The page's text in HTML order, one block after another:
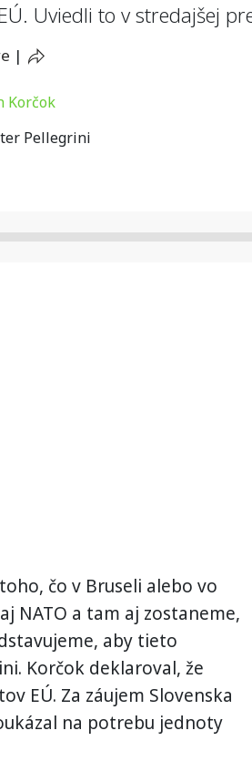
Uviedli to v stredajšej
|
Pellegrini
čo v Bruseli alebo vo
NATO a tam aj zostaneme,
aby tieto
Korčok deklaroval, že
EÚ. Za záujem Slovenska
na potrebu jednoty